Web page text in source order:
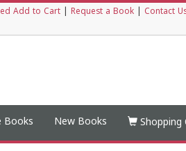
Add to Cart Request a Book Contact
Books New Books Shopping